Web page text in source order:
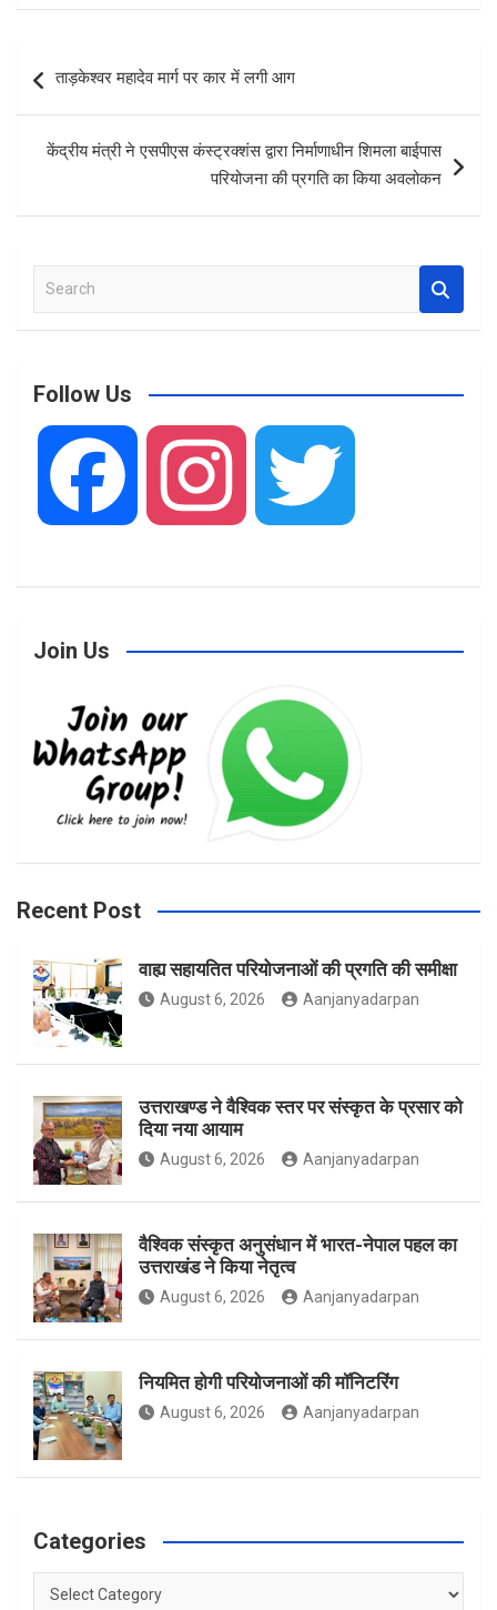
ce
b
o
o
k
at
A
p
p
ar
navigation
ताड़केश्वर महादेव मार्ग पर कार में लगी आग
केंद्रीय मंत्री ने एसपीएस कंस्ट्रक्शंस द्वारा निर्माणाधीन शिमला बाईपास
परियोजना की प्रगति का किया अवलोकन
a
c
Follow Us
o
k
g
m
e
Join Us
Recent Post
वाह्य सहायतित परियोजनाओं की प्रगति की समीक्षा
August 6, 2026 Aanjanyadarpan
उत्तराखण्ड ने वैश्विक स्तर पर संस्कृत के प्रसार को
दिया नया आयाम
August 6, 2026 Aanjanyadarpan
वैश्विक संस्कृत अनुसंधान में भारत-नेपाल पहल का
उत्तराखंड ने किया नेतृत्व
August 6, 2026 Aanjanyadarpan
नियमित होगी परियोजनाओं की मॉनिटरिंग
August 6, 2026 Aanjanyadarpan
Categories
Categories